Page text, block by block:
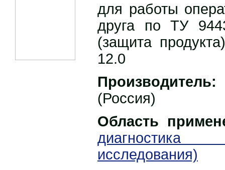
для работы
друга по ТУ
(защита
12.0
Производитель:
(Россия)
Область
диагностика
исследования)